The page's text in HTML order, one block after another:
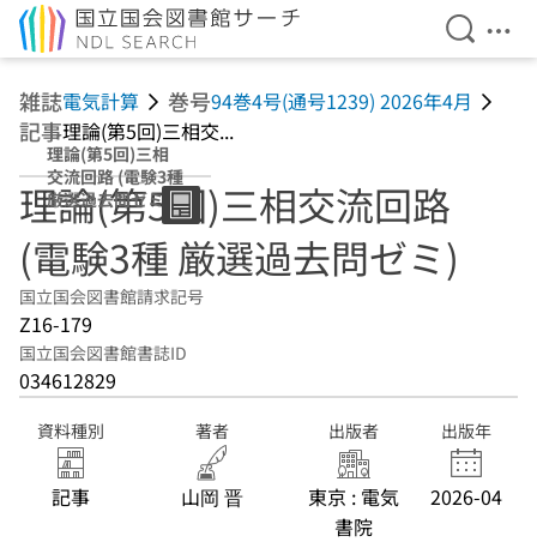
検索を
メ
雑誌電気計算 巻号94巻4号(通号1239) 2026年4月
記事理論(第5回)三相交...
理論(第5回)三相
交流回路 (電験3種
厳選過去問ゼミ)
理論(第5回)三相交流回路
(電験3種 厳選過去問ゼミ)
国立国会図書館請求記号
Z16-179
国立国会図書館書誌ID
034612829
資料種別
記事
著者
山岡 晋
出版者
東京 : 電気
書院
出版年
2026-04